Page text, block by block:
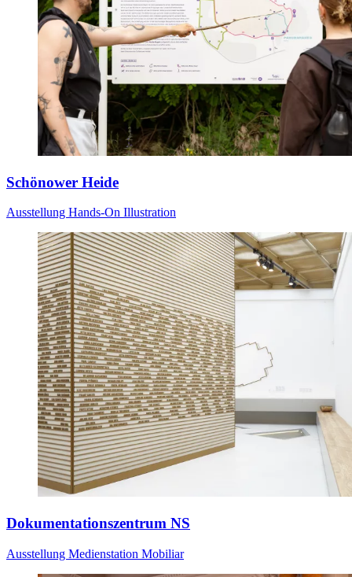
Schönower Heide
Ausstellung Hands-On Illustration
Dokumentationszentrum NS
Ausstellung Medienstation Mobiliar